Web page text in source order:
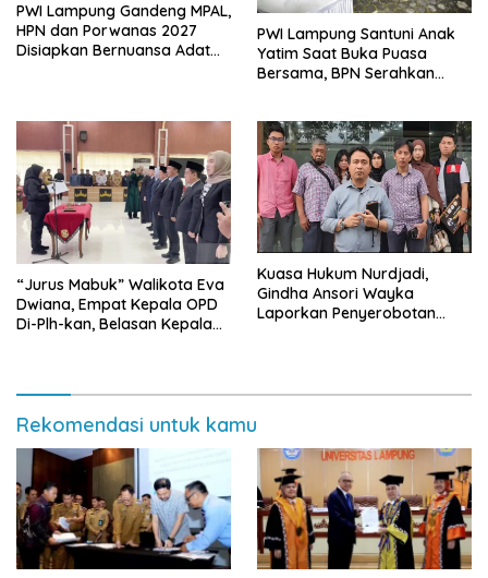
PWI Lampung Gandeng MPAL,
HPN dan Porwanas 2027
Disiapkan Bernuansa Adat
PWI Lampung Santuni Anak
Yatim Saat Buka Puasa
Bersama, BPN Serahkan
“Jurus Mabuk” Walikota Eva
Dwiana, Empat Kepala OPD
Di-Plh-kan, Belasan Kepala
Kuasa Hukum Nurdjadi,
Gindha Ansori Wayka
Laporkan Penyerobotan
Rekomendasi untuk kamu